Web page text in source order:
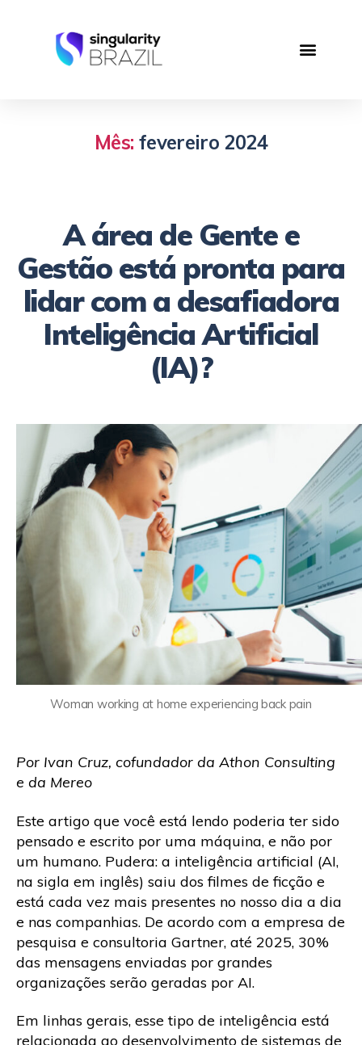
Mês: fevereiro 2024
A área de Gente e
Gestão está pronta para
lidar com a desafiadora
Inteligência Artificial
(IA)?
Woman working at home experiencing back pain
Por Ivan Cruz, cofundador da Athon Consulting
e da Mereo
Este artigo que você está lendo poderia ter sido
pensado e escrito por uma máquina, e não por
um humano. Pudera: a inteligência artificial (AI,
na sigla em inglês) saiu dos filmes de ficção e
está cada vez mais presentes no nosso dia a dia
e nas companhias. De acordo com a empresa de
pesquisa e consultoria Gartner, até 2025, 30%
das mensagens enviadas por grandes
organizações serão geradas por AI.
Em linhas gerais, esse tipo de inteligência está
relacionada ao desenvolvimento de sistemas de